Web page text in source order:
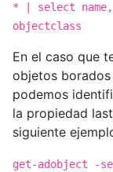
* | select name,
objectclass
En el caso que
objetos
podemos
la propiedad
siguiente
get-adobject -